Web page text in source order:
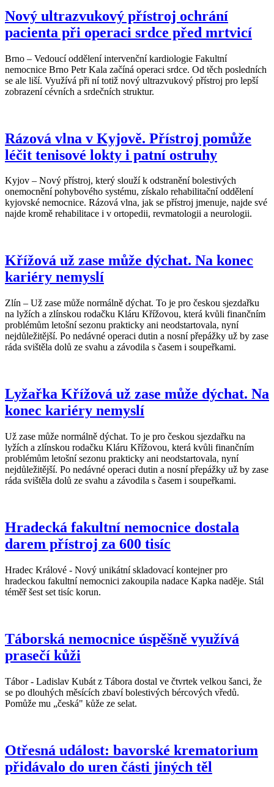
Nový ultrazvukový přístroj ochrání
pacienta při operaci srdce před mrtvicí
Brno – Vedoucí oddělení intervenční kardiologie Fakultní
nemocnice Brno Petr Kala začíná operaci srdce. Od těch posledních
se ale liší. Využívá při ní totiž nový ultrazvukový přístroj pro lepší
zobrazení cévních a srdečních struktur.
Rázová vlna v Kyjově. Přístroj pomůže
léčit tenisové lokty i patní ostruhy
Kyjov – Nový přístroj, který slouží k odstranění bolestivých
onemocnění pohybového systému, získalo rehabilitační oddělení
kyjovské nemocnice. Rázová vlna, jak se přístroj jmenuje, najde své
najde kromě rehabilitace i v ortopedii, revmatologii a neurologii.
Křížová už zase může dýchat. Na konec
kariéry nemyslí
Zlín – Už zase může normálně dýchat. To je pro českou sjezdařku
na lyžích a zlínskou rodačku Kláru Křížovou, která kvůli finančním
problémům letošní sezonu prakticky ani neodstartovala, nyní
nejdůležitější. Po nedávné operaci dutin a nosní přepážky už by zase
ráda svištěla dolů ze svahu a závodila s časem i soupeřkami.
Lyžařka Křížová už zase může dýchat. Na
konec kariéry nemyslí
Už zase může normálně dýchat. To je pro českou sjezdařku na
lyžích a zlínskou rodačku Kláru Křížovou, která kvůli finančním
problémům letošní sezonu prakticky ani neodstartovala, nyní
nejdůležitější. Po nedávné operaci dutin a nosní přepážky už by zase
ráda svištěla dolů ze svahu a závodila s časem i soupeřkami.
Hradecká fakultní nemocnice dostala
darem přístroj za 600 tisíc
Hradec Králové - Nový unikátní skladovací kontejner pro
hradeckou fakultní nemocnici zakoupila nadace Kapka naděje. Stál
téměř šest set tisíc korun.
Táborská nemocnice úspěšně využívá
prasečí kůži
Tábor - Ladislav Kubát z Tábora dostal ve čtvrtek velkou šanci, že
se po dlouhých měsících zbaví bolestivých bércových vředů.
Pomůže mu „česká" kůže ze selat.
Otřesná událost: bavorské krematorium
přidávalo do uren části jiných těl